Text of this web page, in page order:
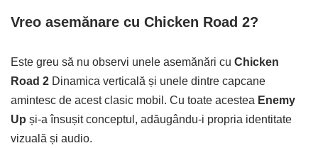
Vreo asemănare cu Chicken Road 2?
Este greu să nu observi unele asemănări cu Chicken
Road 2 Dinamica verticală și unele dintre capcane
amintesc de acest clasic mobil. Cu toate acestea Enemy
Up și-a însușit conceptul, adăugându-i propria identitate
vizuală și audio.